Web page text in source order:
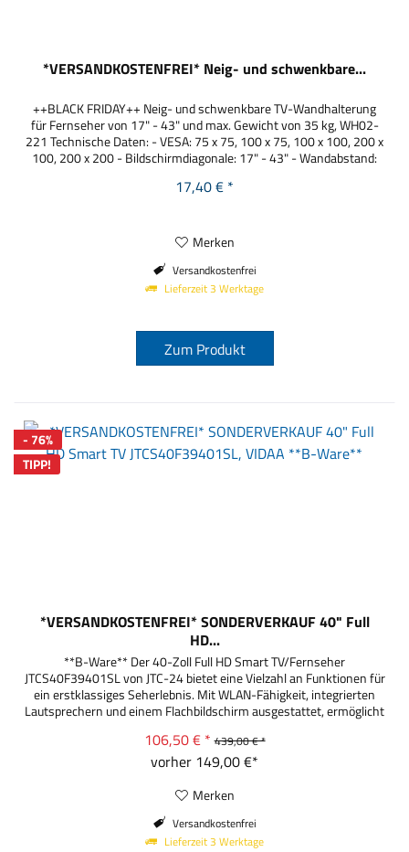
*VERSANDKOSTENFREI* Neig- und schwenkbare...
++BLACK FRIDAY++ Neig- und schwenkbare TV-Wandhalterung
für Fernseher von 17" - 43" und max. Gewicht von 35 kg, WH02-
221 Technische Daten: - VESA: 75 x 75, 100 x 75, 100 x 100, 200 x
100, 200 x 200 - Bildschirmdiagonale: 17" - 43" - Wandabstand:
- bis zu 35 kg Belastung Bringen Sie Ihr Fernseherlebnis auf die...
17,40 € *
Merken
Versandkostenfrei
Lieferzeit 3 Werktage
Zum Produkt
- 76%
TIPP!
*VERSANDKOSTENFREI* SONDERVERKAUF 40" Full
HD...
**B-Ware** Der 40-Zoll Full HD Smart TV/Fernseher
JTCS40F39401SL von JTC-24 bietet eine Vielzahl an Funktionen für
ein erstklassiges Seherlebnis. Mit WLAN-Fähigkeit, integrierten
Lautsprechern und einem Flachbildschirm ausgestattet, ermöglicht
Plattformen. Der Triple Tuner unterstützt digitales...
106,50 € * 439,00 € *
vorher 149,00 €*
Merken
Versandkostenfrei
Lieferzeit 3 Werktage